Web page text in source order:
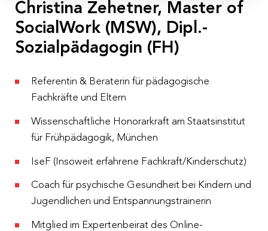
Kosten
€ 310,– p. P. inkl. 10 % MwSt.
27.09.2023
Christina Zehetner, Master of
SocialWork (MSW), Dipl.-
Sozialpädagogin (FH)
Referentin & Beraterin für pädagogische
Fachkräfte und Eltern
Wissenschaftliche Honorarkraft am Staatsinstitut
für Frühpädagogik, München
IseF (Insoweit erfahrene Fachkraft/Kinderschutz)
Coach für psychische Gesundheit bei Kindern und
Jugendlichen und Entspannungstrainerin
Mitglied im Expertenbeirat des Online-